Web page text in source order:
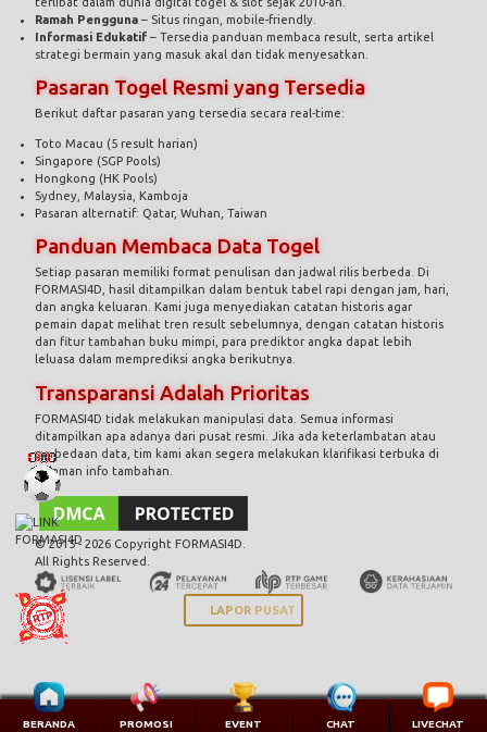
BERANDA PROMOSI EVENT CHAT LIVECHAT
Ramah Pengguna – Situs ringan, mobile-friendly.
Informasi Edukatif – Tersedia panduan membaca result, serta artikel
strategi bermain yang masuk akal dan tidak menyesatkan.
Pasaran Togel Resmi yang Tersedia
Berikut daftar pasaran yang tersedia secara real-time:
Toto Macau (5 result harian)
Singapore (SGP Pools)
Hongkong (HK Pools)
Sydney, Malaysia, Kamboja
Pasaran alternatif: Qatar, Wuhan, Taiwan
Panduan Membaca Data Togel
Setiap pasaran memiliki format penulisan dan jadwal rilis berbeda. Di
FORMASI4D, hasil ditampilkan dalam bentuk tabel rapi dengan jam, hari,
dan angka keluaran. Kami juga menyediakan catatan historis agar
pemain dapat melihat tren result sebelumnya, dengan catatan historis
dan fitur tambahan buku mimpi, para prediktor angka dapat lebih
leluasa dalam memprediksi angka berikutnya.
Transparansi Adalah Prioritas
FORMASI4D tidak melakukan manipulasi data. Semua informasi
ditampilkan apa adanya dari pusat resmi. Jika ada keterlambatan atau
perbedaan data, tim kami akan segera melakukan klarifikasi terbuka di
halaman info tambahan.
© 2015 - 2026 Copyright FORMASI4D.
All Rights Reserved.
LAPOR PUSAT